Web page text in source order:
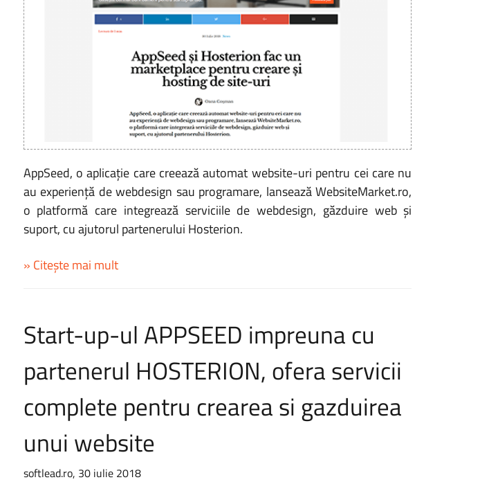
AppSeed, o aplicație care creează automat website-uri pentru cei care nu
au experiență de webdesign sau programare, lansează WebsiteMarket.ro,
o platformă care integrează serviciile de webdesign, găzduire web și
suport, cu ajutorul partenerului Hosterion.
» Citește mai mult
Start-up-ul APPSEED impreuna cu
partenerul HOSTERION, ofera servicii
complete pentru crearea si gazduirea
unui website
softlead.ro, 30 iulie 2018